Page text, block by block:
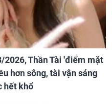
2026, Thần Tài 'điểm mặt
hơn sông, tài vận sáng
hết khổ